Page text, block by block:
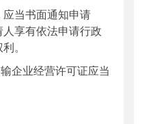
当书面通知申请
享有依法申请行政
。
企业经营许可证应当